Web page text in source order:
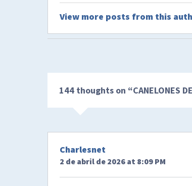
View more posts from this
144 thoughts on “CANELONES
Charlesnet
2 de abril de 2026 at 8:09 PM